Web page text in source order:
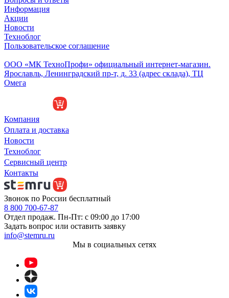
Информация
Акции
Новости
Техноблог
Пользовательское соглашение
ООО «МК ТехноПрофи» официальный интернет-магазин.
Ярославль, Ленинградский пр-т, д. 33 (адрес склада), ТЦ
Омега
Компания
Оплата и доставка
Новости
Техноблог
Сервисный центр
Контакты
Звонок по России бесплатный
8 800 700-67-87
Отдел продаж. Пн-Пт: с 09:00 до 17:00
Задать вопрос или оставить заявку
info@stemru.ru
Мы в социальных сетях